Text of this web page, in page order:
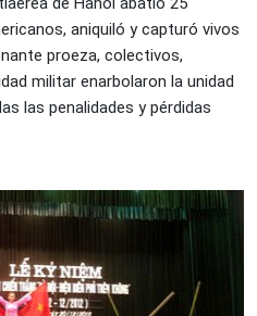
aniquiló y capturó vivos
proeza, colectivos,
militar enarbolaron la unidad
las penalidades y pérdidas